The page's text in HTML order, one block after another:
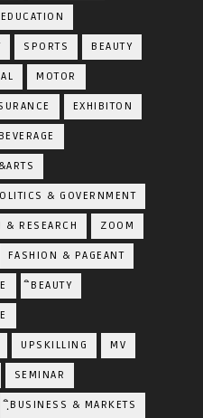
EDUCATION
SPORTS BEAUTY
MOTOR
EXHIBITON
& GOVERNMENT
& RESEARCH ZOOM
FASHION & PAGEANT
ิBEAUTY
UPSKILLING MV
SEMINAR
ฺิBUSINESS & MARKETS